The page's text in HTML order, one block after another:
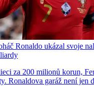
Ronaldo ukázal svoje
za 200 milionů korun,
Ronaldova garáž není jen